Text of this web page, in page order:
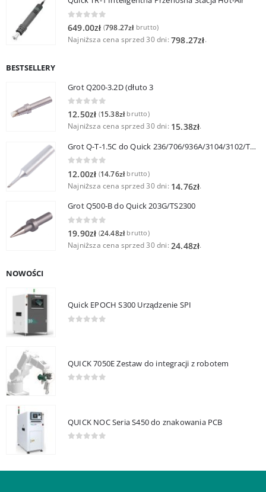
649.00zł (798.27złbrutto)
Najniższa cena sprzed 30 dni: 798.27zł.
BESTSELLERY
Grot Q200-3.2D (dłuto 3
0out of 5
12.50zł (15.38złbrutto)
Najniższa cena sprzed 30 dni: 15.38zł.
Grot Q-T-1.5C do Quick 236/706/936A/3104/3102/TS1100
12.00zł (14.76złbrutto)
Najniższa cena sprzed 30 dni: 14.76zł.
Grot Q500-B do Quick 203G/TS2300
0out of 5
19.90zł (24.48złbrutto)
Najniższa cena sprzed 30 dni: 24.48zł.
NOWOŚCI
Quick EPOCH S300 Urządzenie SPI
QUICK 7050E Zestaw do integracji z robotem
QUICK NOC Seria S450 do znakowania PCB